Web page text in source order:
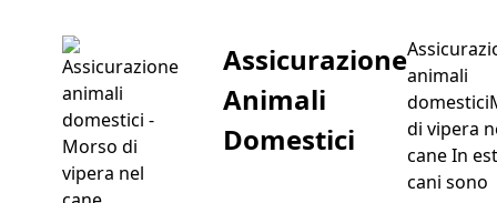
Assicurazione
Animali
Domestici
animali
di vipera
cane In
cani sono